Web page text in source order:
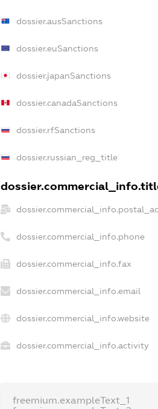
dossier.ausSanctions
dossier.euSanctions
dossier.japanSanctions
dossier.canadaSanctions
dossier.rfSanctions
dossier.russian_reg_title
dossier.commercial_info.phone
dossier.commercial_info.fax
dossier.commercial_info.email
dossier.commercial_info.website
dossier.commercial_info.activity
freemium.exampleText_1